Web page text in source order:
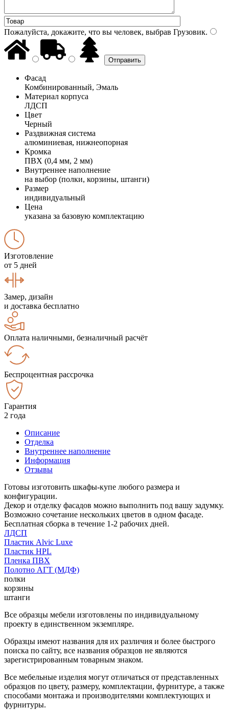
Пожалуйста, докажите, что вы человек, выбрав Грузовик.
Фасад
Комбинированный, Эмаль
Материал корпуса
ЛДСП
Цвет
Черный
Раздвижная система
алюминиевая, нижнеопорная
Кромка
ПВХ (0,4 мм, 2 мм)
Внутреннее наполнение
на выбор (полки, корзины, штанги)
Размер
индивидуальный
Цена
указана за базовую комплектацию
Изготовление
от 5 дней
Замер, дизайн
и доставка бесплатно
Оплата наличными, безналичный расчёт
Беспроцентная рассрочка
Гарантия
2 года
Описание
Отделка
Внутреннее наполнение
Информация
Отзывы
Готовы изготовить шкафы-купе любого размера и
конфигурации.
Декор и отделку фасадов можно выполнить под вашу задумку.
Возможно сочетание нескольких цветов в одном фасаде.
Бесплатная сборка в течение 1-2 рабочих дней.
ЛДСП
Пластик Alvic Luxe
Пластик HPL
Пленка ПВХ
Полотно АГТ (МДФ)
полки
корзины
штанги
Все образцы мебели изготовлены по индивидуальному
проекту в единственном экземпляре.
Образцы имеют названия для их различия и более быстрого
поиска по сайту, все названия образцов не являются
зарегистрированным товарным знаком.
Все мебельные изделия могут отличаться от представленных
образцов по цвету, размеру, комплектации, фурнитуре, а также
способами монтажа и производителями комплектующих и
фурнитуры.